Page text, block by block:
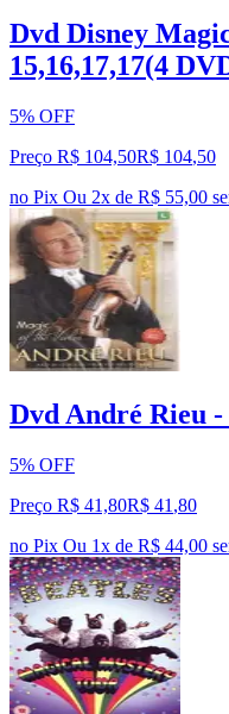
Dvd Disney
15,16,17,17(4
5% OFF
Preço R$ 104,50R$ 104,50
no Pix Ou 2x de R$ 55,00
Dvd André Rieu
5% OFF
Preço R$ 41,80R$ 41 ,80
no Pix Ou 1x de R$ 44,00